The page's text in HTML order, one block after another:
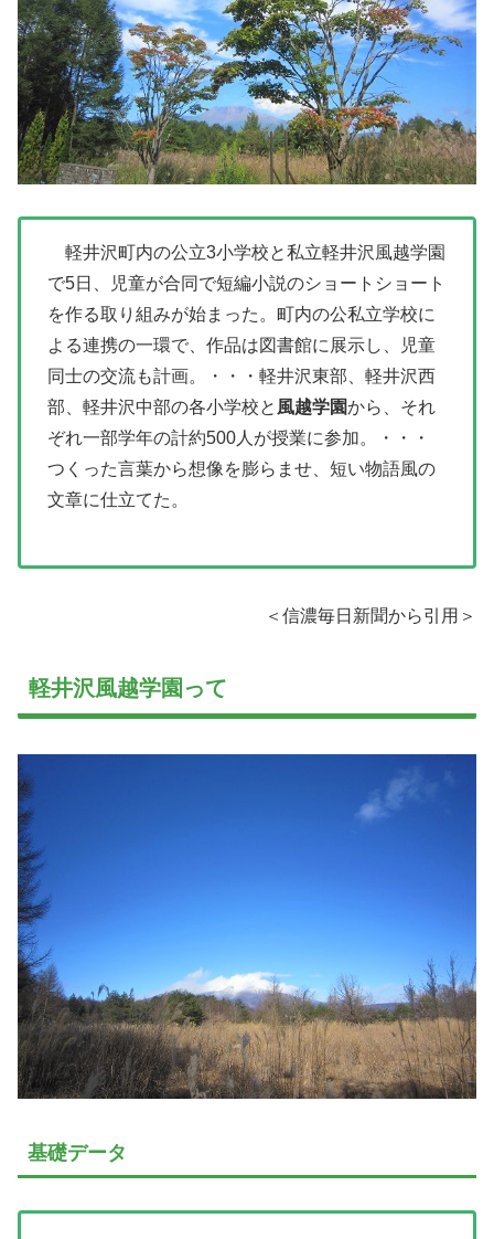
軽井沢町内の公立3小学校と私立軽井沢風越学園
で5日、児童が合同で短編小説のショートショート
を作る取り組みが始まった。町内の公私立学校に
よる連携の一環で、作品は図書館に展示し、児童
同士の交流も計画。・・・軽井沢東部、軽井沢西
部、軽井沢中部の各小学校と 風越学園から、それ
ぞれ一部学年の計約500人が授業に参加。・・・
つくった言葉から想像を膨らませ、短い物語風の
文章に仕立てた。
＜信濃毎日新聞から引用＞
軽井沢風越学園って
基礎データ